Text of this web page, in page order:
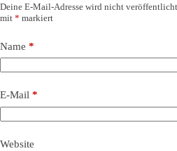
Deine E-Mail-Adresse wird nicht veröffentlicht.
mit * markiert
Name *
E-Mail *
Website